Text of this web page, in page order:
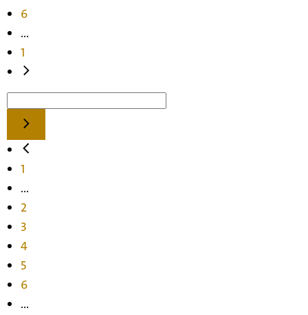
6
...
1
1
...
2
3
4
5
6
...